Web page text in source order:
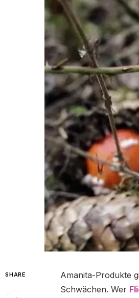
SHARE
Amanita-Produkte
Schwächen. Wer